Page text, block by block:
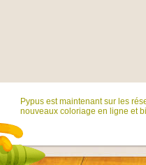
Pypus est maintenant sur ​​les
nouveaux coloriage en ligne et